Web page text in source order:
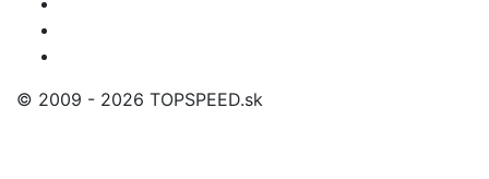
© 2009 - 2026 TOPSPEED.sk